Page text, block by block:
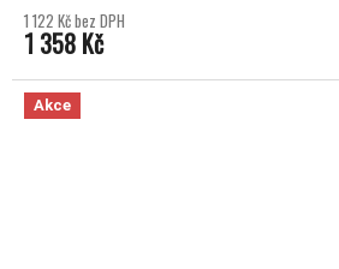
1 122 Kč bez DPH
1 358 Kč
Akce